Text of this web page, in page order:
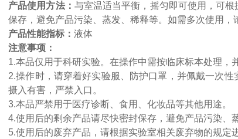
产品使用方法： 与室温适当平衡，摇匀即可使用，可
保存，避免产品污染、蒸发、稀释等。如需多次使用，
产品性能指标：液体
注意事项：
1.本品仅用于科研实验。在操作中需按临床标本处理，
2.操作时，请穿着好实验服、防护口罩，并佩戴一次
摄入有害，严禁入口。
3.本品严禁用于医疗诊断、食用、化妆品等其他用途。
4.使用后的剩余产品请尽快密封保存，避免产品污染、
5.使用后的废弃产品，请根据实验室相关废弃物的规定